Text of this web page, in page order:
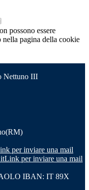
possono essere
pagina della cookie
Nettuno III
per inviare una mail
Link per inviare una mail
IBAN: IT 89X